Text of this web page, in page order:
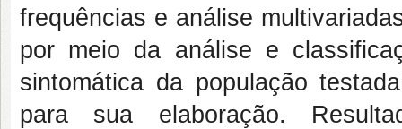
frequências e análise
por meio da análise e
sintomática da população
para sua elaboração.